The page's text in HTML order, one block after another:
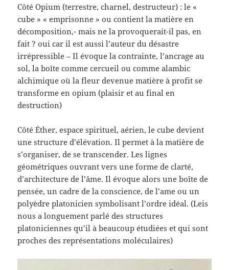
Côté Opium (terrestre, charnel, destructeur) : le «
cube » « emprisonne » ou contient la matière en
décomposition,- mais ne la provoquerait-il pas, en
fait ? oui car il est aussi l’auteur du désastre
irrépressible – Il évoque la contrainte, l’ancrage au
sol, la boîte comme cercueil ou comme alambic
alchimique où la fleur devenue matière à profit se
transforme en opium (plaisir et au final en
destruction)
Côté Éther, espace spirituel, aérien, le cube devient
une structure d’élévation. Il permet à la matière de
s’organiser, de se transcender. Les lignes
géométriques ouvrant vers une forme de clarté,
d’architecture de l’âme. Il évoque alors une boîte de
pensée, un cadre de la conscience, de l’ame ou un
polyèdre platonicien symbolisant l’ordre idéal. (Leis
nous a longuement parlé des structures
platoniciennes qu’il à beaucoup étudiées et qui sont
proches des représentations moléculaires)